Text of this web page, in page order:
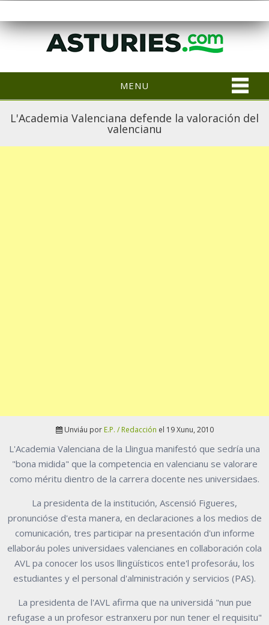
MENU
L'Academia Valenciana defende la valoración del
valencianu
Unviáu por E.P. / Redacción el 19 Xunu, 2010
L'Academia Valenciana de la Llingua manifestó que sedría una
"bona midida" que la competencia en valencianu se valorare
como méritu dientro de la carrera docente nes universidaes.
La presidenta de la institución, Ascensió Figueres,
pronuncióse d'esta manera, en declaraciones a los medios de
comunicación, tres participar na presentación d'un informe
ellaboráu poles universidaes valencianes en collaboración cola
AVL pa conocer los usos llingüísticos ente'l profesoráu, los
estudiantes y el personal d'alministración y servicios (PAS).
La presidenta de l'AVL afirma que na universidá "nun pue
refugase a un profesor estranxeru por nun tener el requisitu"